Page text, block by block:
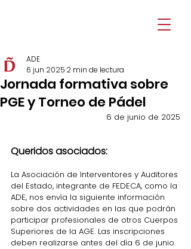
Jornada formativa sobre
PGE y Torneo de Pádel
ADE
6 jun 2025 2 min de lectura
6 de junio de 2025
Queridos asociados:
La Asociación de Interventores y Auditores
del Estado, integrante de FEDECA, como la
ADE, nos envía la siguiente información
sobre dos actividades en las que podrán
participar profesionales de otros Cuerpos
Superiores de la AGE. Las inscripciones
deben realizarse antes del día 6 de junio.